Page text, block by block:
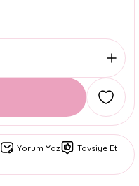
Yorum Yaz
Tavsiye Et